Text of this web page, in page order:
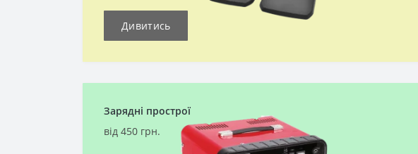
Дивитись
Зарядні прострої
від 450 грн.